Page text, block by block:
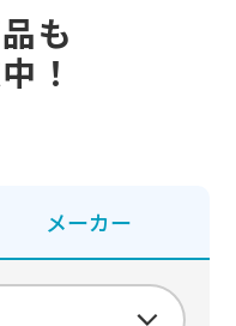
も
！
メーカー